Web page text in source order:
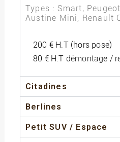
Types : Smart,
Austine Mini, Renault
200 € H.T (hors pose)
80 € H.T démontage /
Citadines
Berlines
Petit SUV / Espace